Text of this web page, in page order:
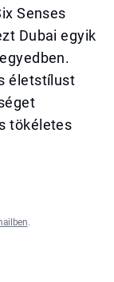
Senses
Dubai egyik
életstílust
tökéletes
.